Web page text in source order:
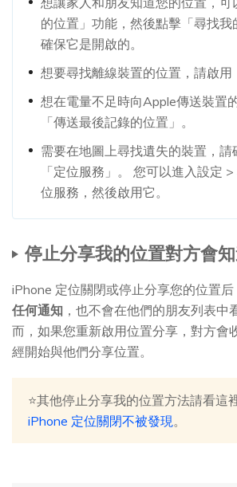
的位置」功能，然後點擊「尋找我
確保它是開啟的。
想要尋找離線裝置的位置，請啟用
想在電量不足時向Apple傳送裝置
「傳送最後記錄的位置」。
需要在地圖上尋找遺失的裝置，請
「定位服務」。 您可以進入設定
位服務，然後啟用它。
停止分享我的位置對方會
iPhone 定位關閉或停止分享您的位置后
任何通知 ，也不會在他們的朋友列表中
而，如果您重新啟用位置分享，對方會
經開始與他們分享位置。
⭐其他停止分享我的位置方法請看這
iPhone 定位關閉不被發現 。